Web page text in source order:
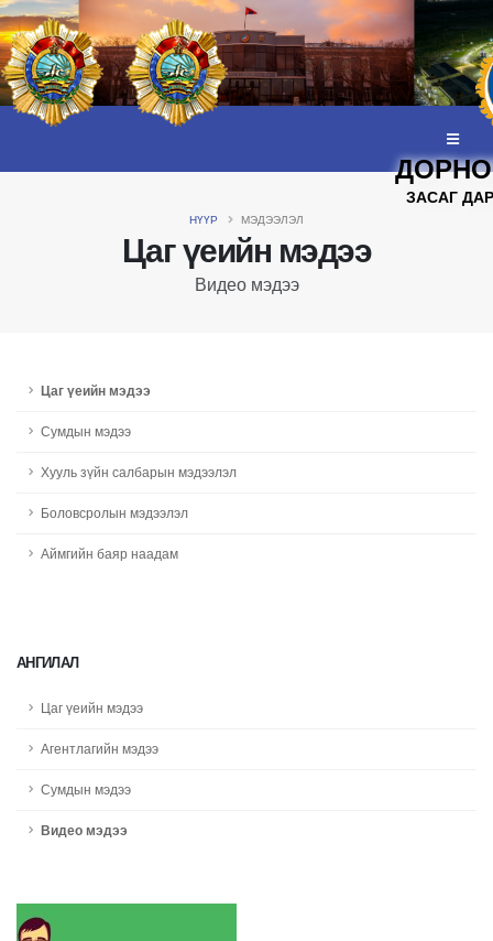
ЗАСАГ
Цаг үеийн мэдээ
Видео мэдээ
НҮҮР МЭДЭЭЛЭЛ
Цаг үеийн мэдээ
Сумдын мэдээ
Хууль зүйн салбарын мэдээлэл
Боловсролын мэдээлэл
Аймгийн баяр наадам
АНГИЛАЛ
Цаг үеийн мэдээ
Агентлагийн мэдээ
Сумдын мэдээ
Видео мэдээ